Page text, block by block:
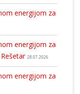
energijom za
energijom za
28.07.2026
energijom za